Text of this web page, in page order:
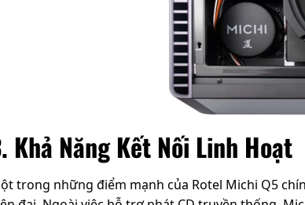
Khả Năng Kết Nối Linh Hoạt
trong những điểm mạnh của Rotel Michi Q5